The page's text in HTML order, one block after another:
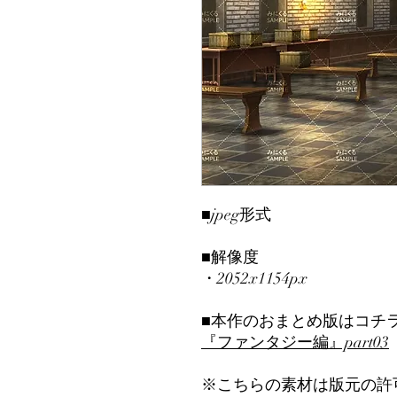
■jpeg形式
■解像度
・2052x1154px
■本作のおまとめ版はコチ
『ファンタジー編』part03
※こちらの素材は版元の